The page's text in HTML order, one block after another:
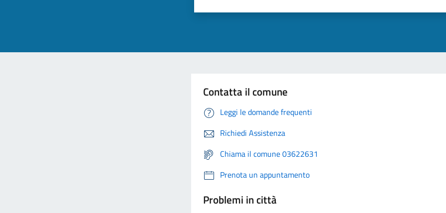
Contatta il comune
Leggi le domande frequenti
Richiedi Assistenza
Chiama il comune 03622631
Prenota un appuntamento
Problemi in città